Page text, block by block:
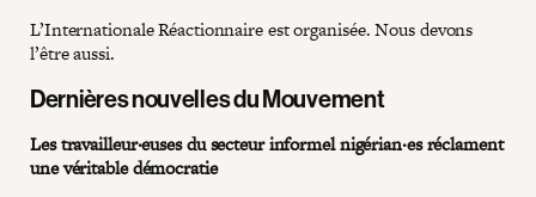
L’Internationale Réactionnaire est organisée. Nous devons
l’être aussi.
Dernières nouvelles du Mouvement
Les travailleur·euses du secteur informel nigérian·es réclament
une véritable démocratie